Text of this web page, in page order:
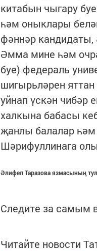
китабын чыгару
һәм оныклары
фәннәр кандидаты,
Әмма мине һәм
буе) федераль
шигырьләрен
уйнап үскән чибәр
халкына бабасы
җанлы балалар һәм
Шәрифуллинага
Әлифел Таразова язмасының
Следите за самым
Читайте новости